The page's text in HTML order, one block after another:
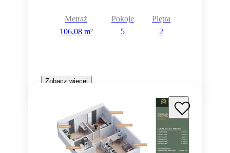
Metraż
106,08 m²
Pokoje
5
Piętra
2
Zobacz więcej